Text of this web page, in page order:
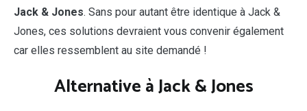
Jack & Jones. Sans pour autant être identique à Jack &
Jones, ces solutions devraient vous convenir également
car elles ressemblent au site demandé !
Alternative à Jack & Jones